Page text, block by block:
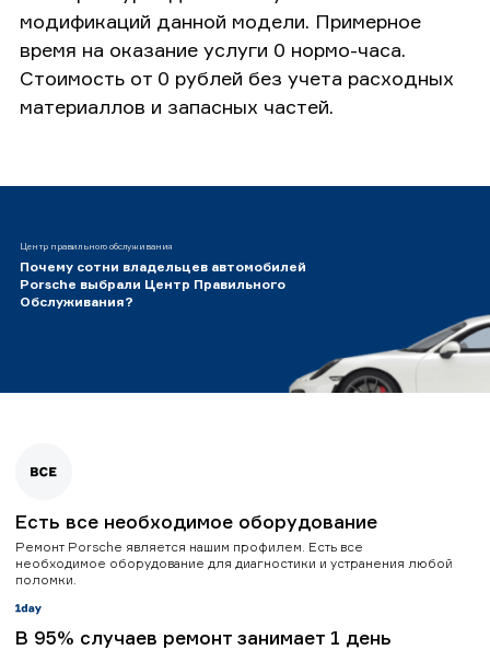
модификаций данной модели. Примерное
время на оказание услуги 0 нормо-часа.
Стоимость от 0 рублей без учета расходных
материаллов и запасных частей.
Центр правильного обслуживания
Почему сотни владельцев автомобилей
Porsche выбрали Центр Правильного
Обслуживания?
Есть все необходимое оборудование
Ремонт Porsche является нашим профилем. Есть все
необходимое оборудование для диагностики и устранения любой
поломки.
В 95% случаев ремонт занимает 1 день